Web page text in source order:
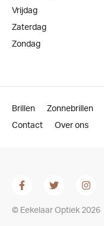
Vrijdag
Zaterdag
Zondag
Brillen Zonnebrillen
Contact
Over ons
© Eekelaar Optiek 2026